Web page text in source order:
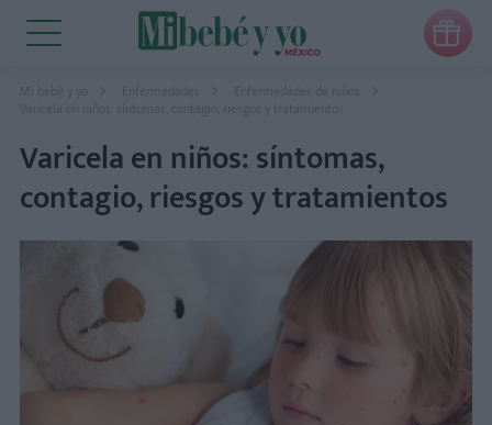

Mi bebé y yo Enfermedades
Enfermedades de niños
Varicela en niños: síntomas, contagio, riesgos y tratamientos
Varicela en niños: síntomas,
contagio, riesgos y tratamientos